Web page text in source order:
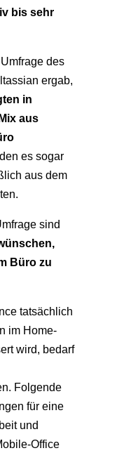
bis sehr
des
ergab,
in
aus
es sogar
aus dem
sind
Büro zu
tatsächlich
im Home-
wird, bedarf
Folgende
für eine
und
Office